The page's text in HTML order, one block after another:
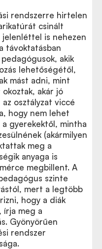
rendszerre hirtelen
csinált
jelenléttel is nehezen
távoktatásban
akik
lehetőségétől,
mást adni, mint
akár jó
az osztályzat viccé
hogy nem lehet
gyerekektől, mintha
(akármilyen
meg a
anyaga is
megbillent. A
szinte
mert a legtöbb
hogy a diák
írja meg a
Gyönyörűen
rendszer